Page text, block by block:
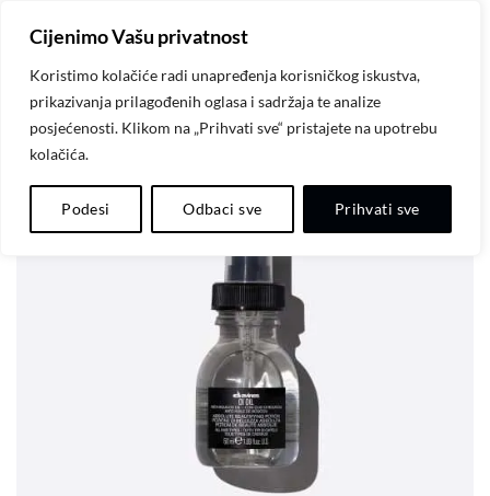
Cijenimo Vašu privatnost
Koristimo kolačiće radi unapređenja korisničkog iskustva,
prikazivanja prilagođenih oglasa i sadržaja te analize
posjećenosti. Klikom na „Prihvati sve“ pristajete na upotrebu
kolačića.
Podesi Odbaci sve Prihvati sve
content
Dodaj
listu